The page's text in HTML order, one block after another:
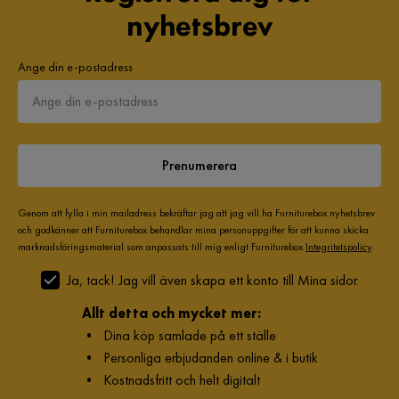
nyhetsbrev
Ange din e-postadress
Prenumerera
Genom att fylla i min mailadress bekräftar jag att jag vill ha Furniturebox nyhetsbrev
och godkänner att Furniturebox behandlar mina personuppgifter för att kunna skicka
marknadsföringsmaterial som anpassats till mig enligt Furniturebox Integritetspolicy.
Ja, tack! Jag vill även skapa ett konto till Mina sidor.
Allt detta och mycket mer:
• Dina köp samlade på ett ställe
• Personliga erbjudanden online & i butik
• Kostnadsfritt och helt digitalt